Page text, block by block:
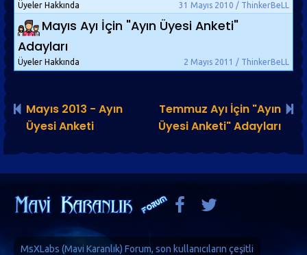
31 Mayıs 2010 / ThinkerBeLL
Üyeler Hakkında
Mayıs Ayı İçin "Ayın Üyesi Anketi"
Adayları
2 Mayıs 2011 / ThinkerBeLL
Üyeler Hakkında
Mayıs 2013 - Ayın
Üyesi Anketi
Temmuz Ayı İçin "Ayın
Üyesi Anketi" Adayları
MsXLabs (Mavi Karanlık) Forum, son kullanıcıların çeşitli